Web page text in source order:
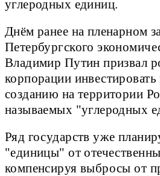
углеродных единиц.
Днём ранее на пленарном
Петербургского
Владимир Путин призвал
корпорации
созданию на территории
называемых "углеродных
Ряд государств уже
"единицы" от
компенсируя выбросы от